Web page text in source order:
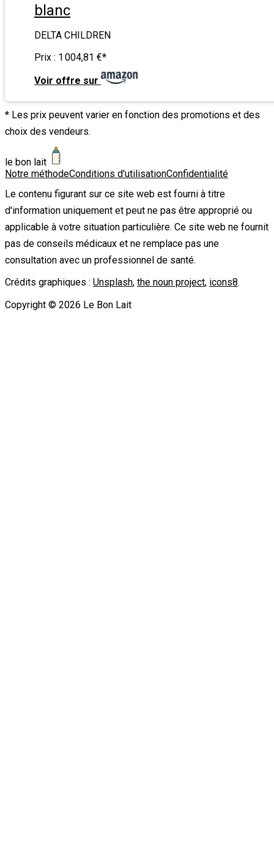
blanc
DELTA CHILDREN
Prix : 1 004,81 €*
Voir offre sur
* Les prix peuvent varier en fonction des promotions et des
choix des vendeurs.
le bon lait
Notre méthodeConditions d'utilisationConfidentialité
Le contenu figurant sur ce site web est fourni à titre
d'information uniquement et peut ne pas être approprié ou
applicable à votre situation particulière. Ce site web ne fournit
pas de conseils médicaux et ne remplace pas une
consultation avec un professionnel de santé.
Crédits graphiques : Unsplash, the noun project, icons8.
Copyright © 2026 Le Bon Lait